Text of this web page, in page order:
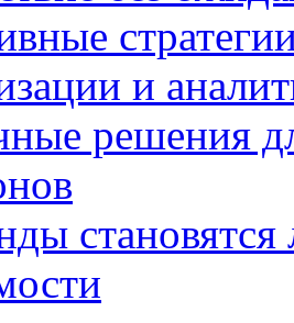
и
решения